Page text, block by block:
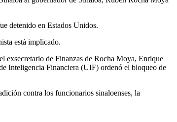
detenido en Estados Unidos.
está implicado.
exsecretario de Finanzas de Rocha Moya, Enrique
Inteligencia Financiera (UIF) ordenó el bloqueo de
contra los funcionarios sinaloenses, la